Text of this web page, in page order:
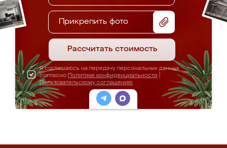
Прикрепить фото
Рассчитать стоимость
Я соглашаюсь на передачу персональных данных
согласно Политике конфиденциальности
Пользовательскому соглашению